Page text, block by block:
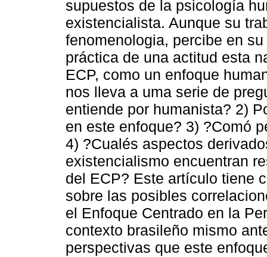
supuestos de la psicología
existencialista. Aunque su
fenomenologia, percibe en
práctica de una actitud esta
ECP, como un enfoque
nos lleva a uma serie de
entiende por humanista? 2)
en este enfoque? 3) ?Comó
4) ?Cualés aspectos
existencialismo encuentran
del ECP? Este artículo tiene
sobre las posibles
el Enfoque Centrado en la
contexto brasileño mismo
perspectivas que este